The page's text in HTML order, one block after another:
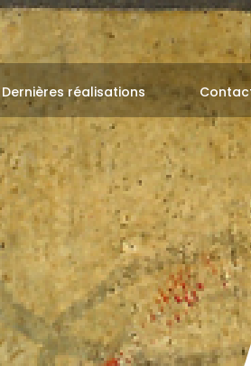
Dernières réalisations